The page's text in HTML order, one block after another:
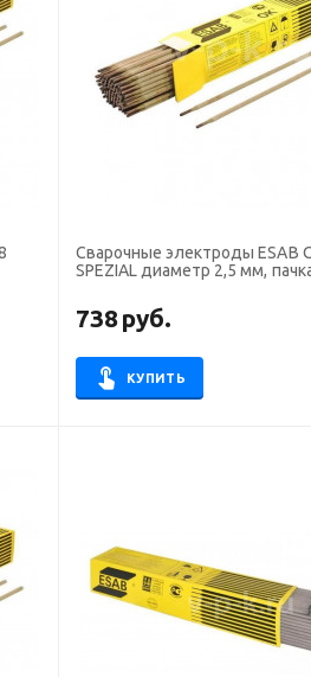
Сварочные электроды ESAB
SPEZIAL диаметр 2,5 мм,
738руб.
КУПИТЬ